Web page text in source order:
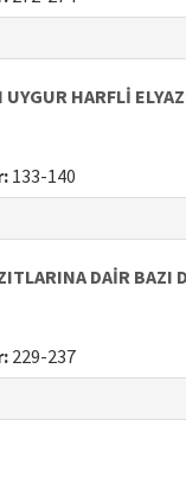
HARFLİ
133-140
DAİR BAZI
229-237